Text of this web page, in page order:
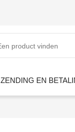
ZENDING EN